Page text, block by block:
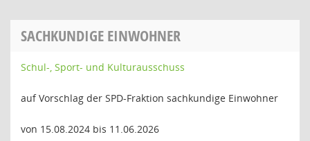
SACHKUNDIGE EINWOHNER
Schul-, Sport- und Kulturausschuss
auf Vorschlag der SPD-Fraktion sachkundige Einwohner
von 15.08.2024 bis 11.06.2026